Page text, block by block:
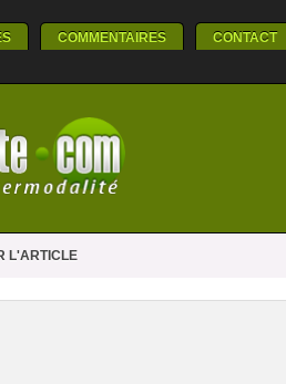
COMMENTAIRES CONTACT
L'ARTICLE